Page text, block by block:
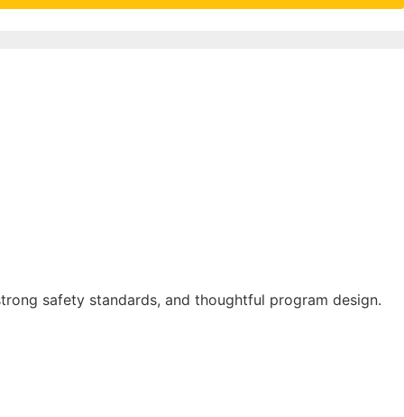
safety standards, and thoughtful program design.